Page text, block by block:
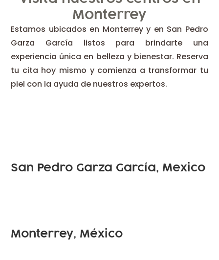
Monterrey
Estamos ubicados en Monterrey y en San Pedro
Garza García listos para brindarte una
experiencia única en belleza y bienestar. Reserva
tu cita hoy mismo y comienza a transformar tu
piel con la ayuda de nuestros expertos.
San Pedro Garza García, Mexico
Monterrey, México